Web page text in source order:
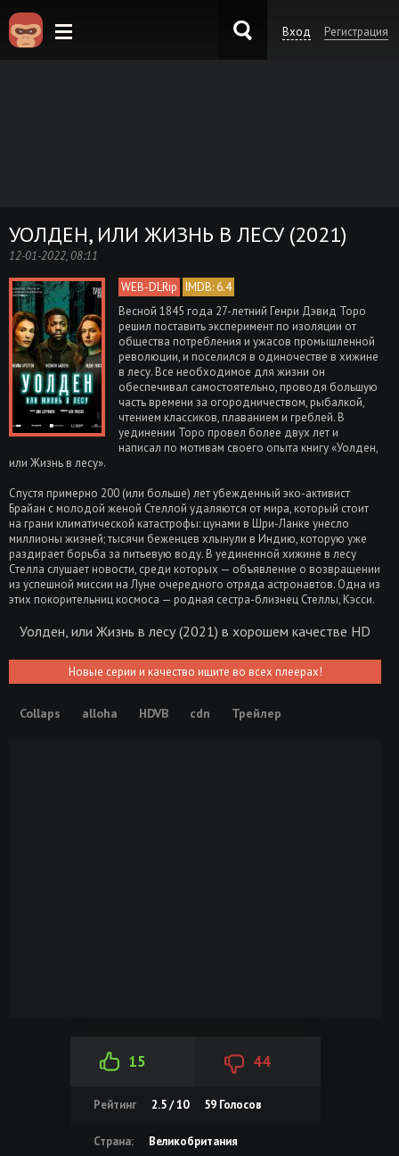
Вход Регистрация
УОЛДЕН, ИЛИ ЖИЗНЬ В ЛЕСУ (2021)
12-01-2022, 08:11
WEB-DLRip IMDB: 6.4
Весной 1845 года 27-летний Генри Дэвид Торо
решил поставить эксперимент по изоляции от
общества потребления и ужасов промышленной
революции, и поселился в одиночестве в хижине
в лесу. Все необходимое для жизни он
обеспечивал самостоятельно, проводя большую
часть времени за огородничеством, рыбалкой,
чтением классиков, плаванием и греблей. В
уединении Торо провел более двух лет и
написал по мотивам своего опыта книгу «Уолден,
или Жизнь в лесу».
Спустя примерно 200 (или больше) лет убежденный эко-активист
Брайан с молодой женой Стеллой удаляются от мира, который стоит
на грани климатической катастрофы: цунами в Шри-Ланке унесло
миллионы жизней; тысячи беженцев хлынули в Индию, которую уже
раздирает борьба за питьевую воду. В уединенной хижине в лесу
Стелла слушает новости, среди которых — объявление о возвращении
из успешной миссии на Луне очередного отряда астронавтов. Одна из
этих покорительниц космоса — родная сестра-близнец Стеллы, Кэсси.
Уолден, или Жизнь в лесу (2021) в хорошем качестве HD
Новые серии и качество ищите во всех плеерах!
Collaps alloha HDVB cdn Трейлер
15 44
Рейтинг 2.5 / 10 59Голосов
Страна: Великобритания